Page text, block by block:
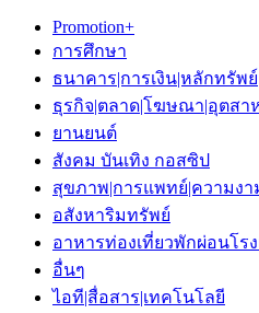
Promotion+
การศึกษา
ธนาคาร|การเงิน|หลักทรัพย์
ธุรกิจ|ตลาด|โฆษณา|อุตสา
ยานยนต์
สังคม บันเทิง กอสซิป
สุขภาพ|การแพทย์|ความงา
อสังหาริมทรัพย์
อาหารท่องเที่ยวพักผ่อนโร
อื่นๆ
ไอที|สื่อสาร|เทคโนโลยี